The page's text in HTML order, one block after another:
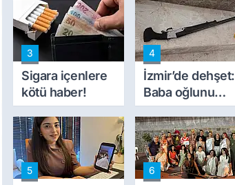
ilk kez konuştu
'Haluk Levent
peynircilerimizi
de kıskaca aldı,
müdahale ettik'
3
Sigara içenlere
kötü haber!
4
İzmir’de dehşet:
Baba oğlunu
vurdu
5 6